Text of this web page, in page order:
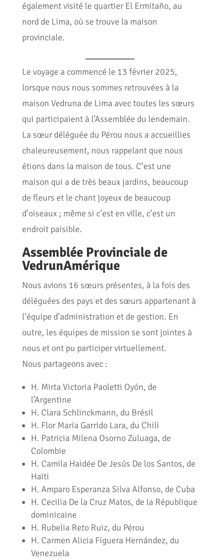
également visité le quartier El Ermitaño, au
nord de Lima, où se trouve la maison
provinciale.
Le voyage a commencé le 13 février 2025,
lorsque nous nous sommes retrouvées à la
maison Vedruna de Lima avec toutes les sœurs
qui participaient à l’Assemblée du lendemain.
La sœur déléguée du Pérou nous a accueillies
chaleureusement, nous rappelant que nous
étions dans la maison de tous. C’est une
maison qui a de très beaux jardins, beaucoup
de fleurs et le chant joyeux de beaucoup
d’oiseaux ; même si c’est en ville, c’est un
endroit paisible.
Assemblée Provinciale de
VedrunAmérique
Nous avions 16 sœurs présentes, à la fois des
déléguées des pays et des sœurs appartenant à
l’équipe d’administration et de gestion. En
outre, les équipes de mission se sont jointes à
nous et ont pu participer virtuellement.
Nous partageons avec :
H. Mirta Victoria Paoletti Oyón, de
l’Argentine
H. Clara Schlinckmann, du Brésil
H. Flor María Garrido Lara, du Chili
H. Patricia Milena Osorno Zuluaga, de
Colombie
H. Camila Haidée De Jesús De los Santos, de
Haïti
H. Amparo Esperanza Silva Alfonso, de Cuba
H. Cecilia De la Cruz Matos, de la République
dominicaine
H. Rubelia Reto Ruiz, du Pérou
H. Carmen Alicia Figuera Hernández, du
Venezuela